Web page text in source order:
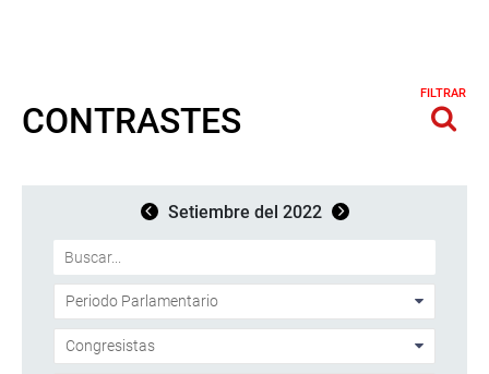
CONTRASTES
FILTRAR
Setiembre del 2022